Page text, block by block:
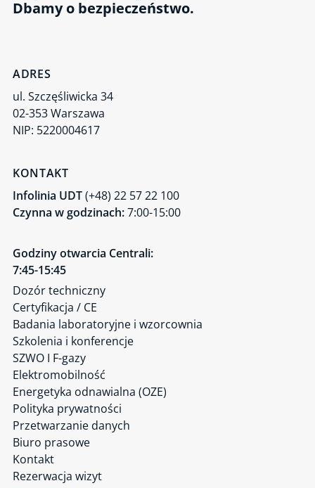
Dbamy o bezpieczeństwo.
ADRES
ul. Szczęśliwicka 34
02-353 Warszawa
NIP: 5220004617
KONTAKT
Infolinia UDT(+48) 22 57 22 100
Czynna w godzinach:7:00-15:00
Godziny otwarcia Centrali:
7:45-15:45
Dozór techniczny
Certyfikacja / CE
Badania laboratoryjne i wzorcownia
Szkolenia i konferencje
SZWO I F-gazy
Elektromobilność
Energetyka odnawialna (OZE)
Polityka prywatności
Przetwarzanie danych
Biuro prasowe
Kontakt
Rezerwacja wizyt